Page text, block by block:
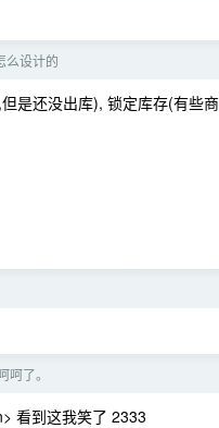
么设计的
是还没出库), 锁定库存(有些
了。
看到这我笑了 2333